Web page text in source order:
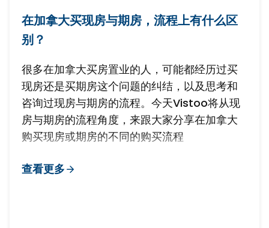
在加拿大买现房与期房，流程上有什么区
别？
很多在加拿大买房置业的人，可能都经历过买
现房还是买期房这个问题的纠结，以及思考和
咨询过现房与期房的流程。今天Vistoo将从现
房与期房的流程角度，来跟大家分享在加拿大
购买现房或期房的不同的购买流程
查看更多